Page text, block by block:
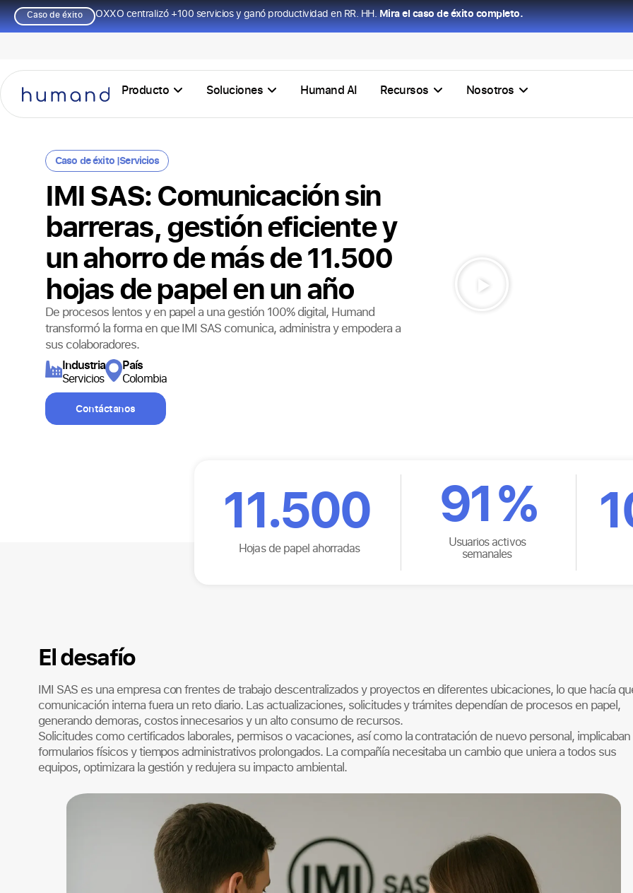
Caso de éxito OXXO centralizó +100 servicios y ganó productividad en RR. HH.Mira el caso de éxito completo.
Producto Soluciones Humand AI Recursos Nosotros
Caso de éxito |Servicios
IMI SAS: Comunicación sin
barreras, gestión eficiente y
un ahorro de más de 11.500
hojas de papel en un año
De procesos lentos y en papel a una gestión 100% digital, Humand
transformó la forma en que IMI SAS comunica, administra y empodera a
sus colaboradores.
Industria
Servicios
País
Colombia
Contáctanos
11.500
Hojas de papel ahorradas
91%
Usuarios activos
semanales
El desafío
IMI SAS es una empresa con frentes de trabajo descentralizados y proyectos en diferentes ubicaciones, lo que hacía
comunicación interna fuera un reto diario. Las actualizaciones, solicitudes y trámites dependían de procesos en papel,
generando demoras, costos innecesarios y un alto consumo de recursos.
Solicitudes como certificados laborales, permisos o vacaciones, así como la contratación de nuevo personal, implicaban
formularios físicos y tiempos administrativos prolongados. La compañía necesitaba un cambio que uniera a todos sus
equipos, optimizara la gestión y redujera su impacto ambiental.